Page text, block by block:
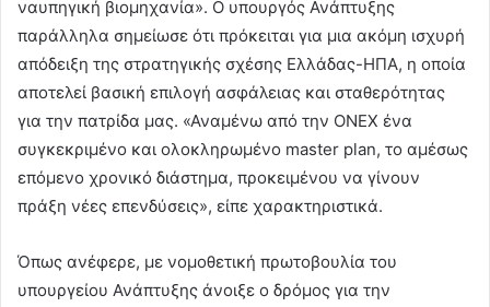
ναυπηγική βιομηχανία». O υπουργός Ανάπτυξης
παράλληλα σημείωσε ότι πρόκειται για μια ακόμη ισχυρή
απόδειξη της στρατηγικής σχέσης Ελλάδας-ΗΠΑ, η οποία
αποτελεί βασική επιλογή ασφάλειας και σταθερότητας
για την πατρίδα μας. «Αναμένω από την ONEX ένα
συγκεκριμένο και ολοκληρωμένο master plan, το αμέσως
επόμενο χρονικό διάστημα, προκειμένου να γίνουν
πράξη νέες επενδύσεις», είπε χαρακτηριστικά.
Όπως ανέφερε, με νομοθετική πρωτοβουλία του
υπουργείου Ανάπτυξης άνοιξε ο δρόμος για την